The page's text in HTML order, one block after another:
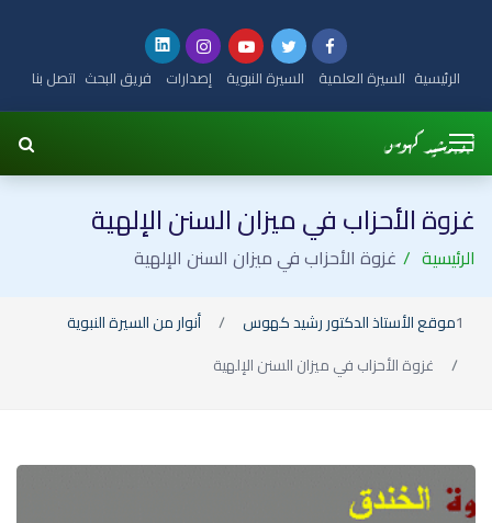
الرئيسية السيرة العلمية السيرة النبوية إصدارات فريق البحث اتصل بنا
غزوة الأحزاب في ميزان السنن الإلهية
الرئيسية غزوة الأحزاب في ميزان السنن الإلهية
موقع الأستاذ الدكتور رشيد كهوس
أنوار من السيرة النبوية
غزوة الأحزاب في ميزان السنن الإلهية